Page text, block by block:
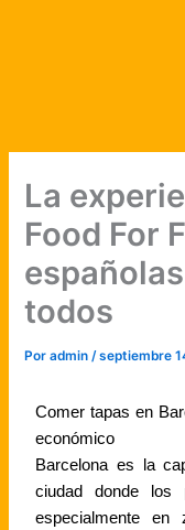
La
Food For
todos
Poradmin/septiembre
Comer tapas en
económico
Barcelona es la
ciudad donde los
especialmente en